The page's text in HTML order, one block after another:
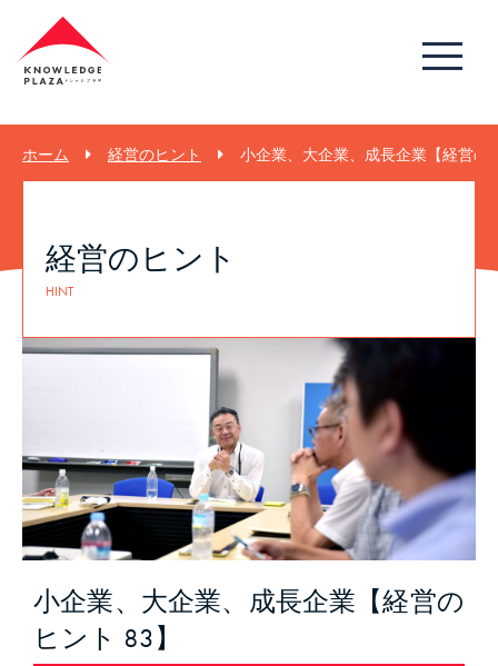
ホーム 経営のヒント 小企業、大企業、成長企業【経営の
経営のヒント
HINT
小企業、大企業、成長企業【経営の
ヒント 83】